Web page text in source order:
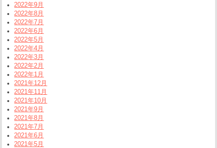
2022年9月
2022年8月
2022年7月
2022年6月
2022年5月
2022年4月
2022年3月
2022年2月
2022年1月
2021年12月
2021年11月
2021年10月
2021年9月
2021年8月
2021年7月
2021年6月
2021年5月